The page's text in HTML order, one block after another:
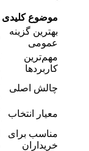
موضوع کلیدی
بهترین گزینه
عمومی
مهم‌ترین
کاربردها
چالش اصلی
معیار انتخاب
مناسب برای
خریداران